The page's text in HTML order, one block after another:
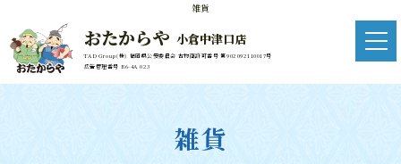
雑貨
おたからや 小倉中津口店
TAD Group(株) 福岡県公安委員会 古物商許可番号 第902092110017号
広告管理番号 R6-4A 023
雑貨